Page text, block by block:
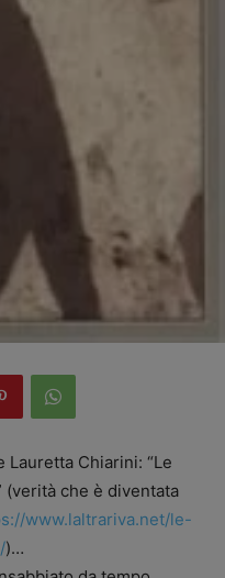
Lauretta Chiarini: “Le
(verità che è diventata
www.laltrariva.net/le-
)…